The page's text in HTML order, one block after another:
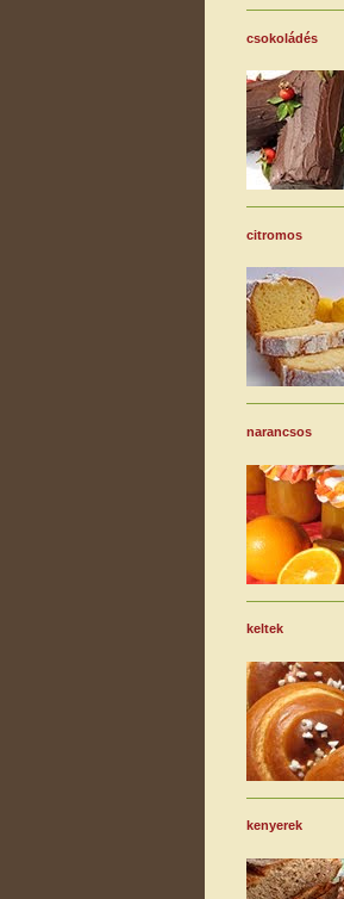
csokoládés
citromos
narancsos
keltek
kenyerek